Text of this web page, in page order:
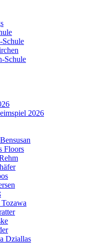
Schule
2026
Floors
Dziallas